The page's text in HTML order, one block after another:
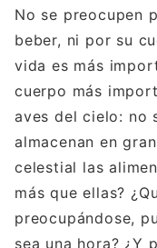
No se preocupen
beber, ni por su
vida es más
cuerpo más
aves del cielo: no
almacenan en
celestial las
más que ellas?
preocupándose,
sea una hora? ¿Y